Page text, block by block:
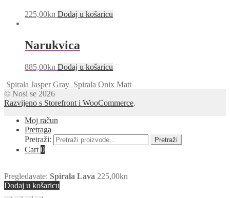
225,00kn Dodaj u košaricu
Narukvica
885,00kn Dodaj u košaricu
Spirala Jasper Gray Spirala Onix Matt
© Nosi se 2026
Razvijeno s Storefront i WooCommerce.
Moj račun
Pretraga
Pretraži:
Pretraži
Cart 0
Pregledavate: Spirala Lava 225,00kn
Dodaj u košaricu